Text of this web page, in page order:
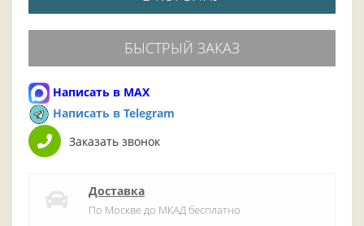
БЫСТРЫЙ ЗАКАЗ
Написать в MAX
Написать в Telegram
Заказать звонок
Доставка
По Москве до МКАД бесплатно